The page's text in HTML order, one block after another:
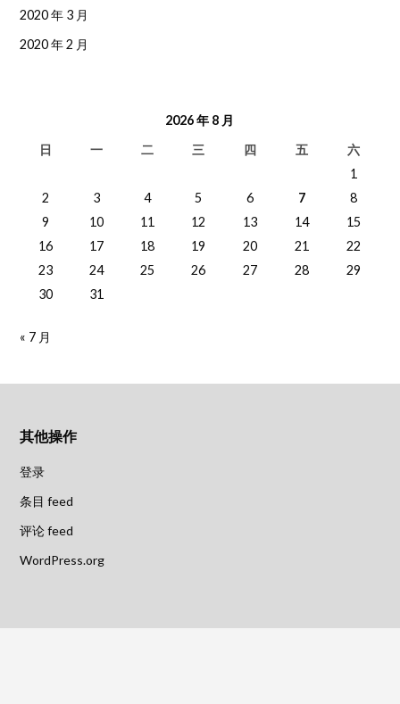
2020 年 3 月
2020 年 2 月
2026 年 8 月
日 一 二 三 四 五 六
1
2
3 4 5 6 7
8
9
10 11 12 13 14
15
16
17 18 19 20 21
22
23
24 25 26 27 28
29
30
31
« 7 月
其他操作
登录
条目 feed
评论 feed
WordPress.org